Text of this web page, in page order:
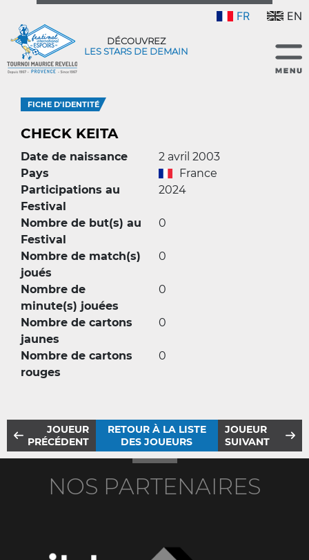
FR EN
DÉCOUVREZ
LES STARS DE DEMAIN
FICHE D'IDENTITÉ
CHECK KEITA
Date de naissance
2 avril 2003
Pays
France
Participations au
Festival
2024
Nombre de but(s) au
Festival
0
Nombre de match(s)
joués
0
Nombre de
minute(s) jouées
0
Nombre de cartons
jaunes
0
Nombre de cartons
rouges
0
JOUEUR
PRÉCÉDENT
RETOUR À LA LISTE
DES JOUEURS
JOUEUR
SUIVANT
NOS PARTENAIRES